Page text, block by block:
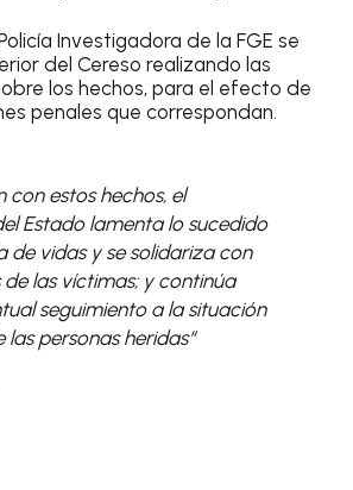
Investigadora de la FGE se
del Cereso realizando las
los hechos, para el efecto de
penales que correspondan.
con estos hechos, el
Estado lamenta lo sucedido
de vidas y se solidariza con
de las víctimas; y continúa
seguimiento a la situación
las personas heridas“